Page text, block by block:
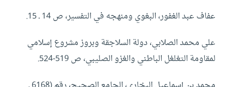
عفاف عبد الغفور، البغوي ومنهجه في التفسير، ص 14 ـ 15.
علي محمد الصلابي، دولة السلاجقة وبروز مشروع إسلامي
لمقاومة التغلغل الباطني والغزو الصليبي، ص 519-524.